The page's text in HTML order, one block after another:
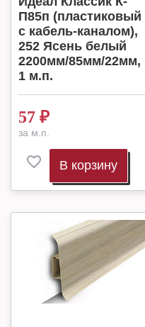
П85п (пластиковый
с кабель-каналом),
252 Ясень белый
2200мм/85мм/22мм,
1 м.п.
57 ₽
за м.п.
В корзину